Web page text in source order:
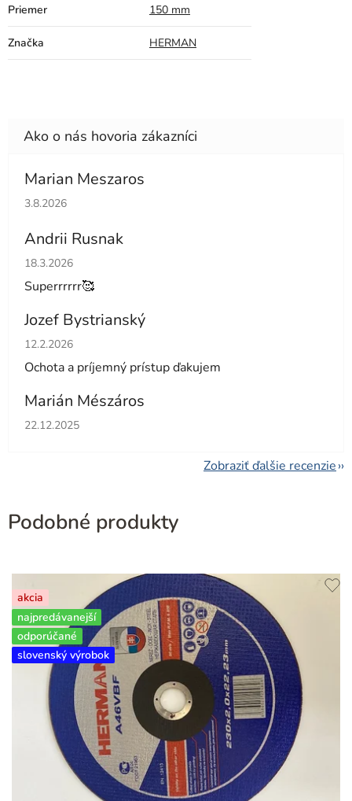
Priemer 150 mm
Značka HERMAN
Marian Meszaros
Hodnotenie obchodu je 5 z 5 hviezdičiek.
3.8.2026
Andrii Rusnak
Hodnotenie obchodu je 5 z 5 hviezdičiek.
18.3.2026
Superrrrrr🥰
Jozef Bystrianský
Hodnotenie obchodu je 5 z 5 hviezdičiek.
12.2.2026
Ochota a príjemný prístup ďakujem
Marián Mészáros
Hodnotenie obchodu je 5 z 5 hviezdičiek.
22.12.2025
Zobraziť ďalšie recenzie
Podobné produkty
akcia
najpredávanejší
odporúčané
slovenský výrobok